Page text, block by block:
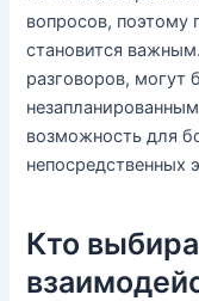
вопросов, поэтому
становится
разговоров, могут
возможность для
непосредственных
Кто